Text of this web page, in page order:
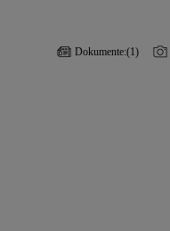
Dokumente:(1)